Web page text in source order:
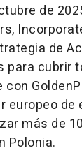
de
de
para cubrir
europeo de
más de
Polonia.